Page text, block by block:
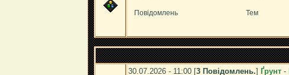
Повідомлень Тем
30.07.2026 - 11:00 [3 Повідомлень.] Ґрунт -